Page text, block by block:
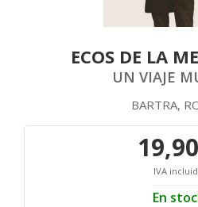
ECOS DE LA
UN VIAJE
BARTRA,
IVA
En